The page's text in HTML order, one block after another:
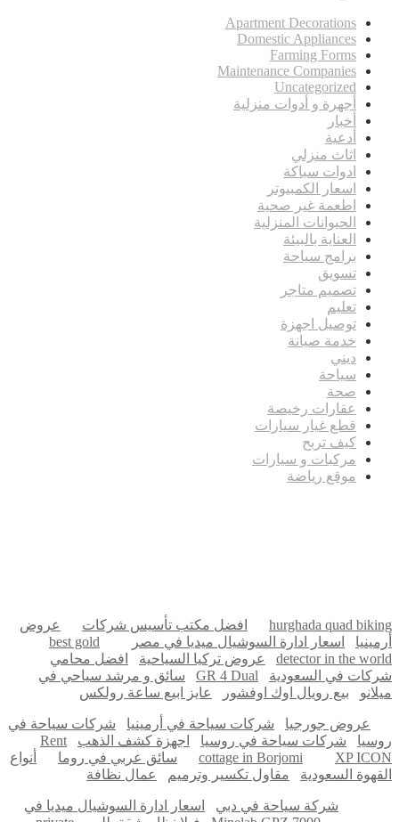
Apartment Decorations
Domestic Appliances
Farming Forms
Maintenance Companies
Uncategorized
أجهرة و أدوات منزلية
أخبار
أدعية
اثاث منزلي
ادوات سباكة
اسعار الكمبيوتر
اطعمة غير صحية
الحيوانات المنزلية
العناية بالبيئة
برامج سياحة
تسويق
تصميم متاجر
تعليم
توصيل اجهزة
خدمة صيانة
ديني
سياحة
صحة
عقارات رخيصة
قطع غيار سيارات
كيف تربح
مركبات و سيارات
موقع رياضة
hurghada quad biking افضل مكتب تأسيس شركات
عروض
أرمينيا
اسعار ادارة السوشيال ميديا في مصر
best gold
detector in the world
عروض تركيا السياحية
افضل محامي
شركات في السعودية
GR 4 Dual
سائق و مرشد سياحي في
ميلانو
بيع رويال اوك اوفشور عايز ابيع ساعة رولكس
عروض جورجيا شركات سياحة في أرمينيا
شركات سياحة في
روسيا
شركات سياحة في روسيا اجهزة كشف الذهب
Rent
cottage in Borjomi
XP ICON سائق عربي في روما
أنواع
القهوة السعودية
مقاول تكسير وترميم عمال نظافة
شركة سياحة في دبي
اسعار ادارة السوشيال ميديا في